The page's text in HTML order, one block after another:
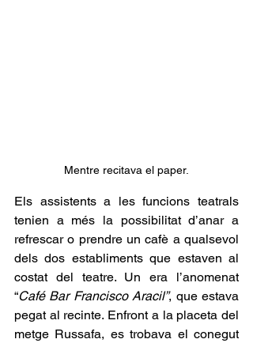
Mentre recitava el paper.
Els assistents a les funcions teatrals
tenien a més la possibilitat d’anar a
refrescar o prendre un cafè a qualsevol
dels dos establiments que estaven al
costat del teatre. Un era l’anomenat
“Café Bar Francisco Aracil”, que estava
pegat al recinte. Enfront a la placeta del
metge Russafa, es trobava el conegut